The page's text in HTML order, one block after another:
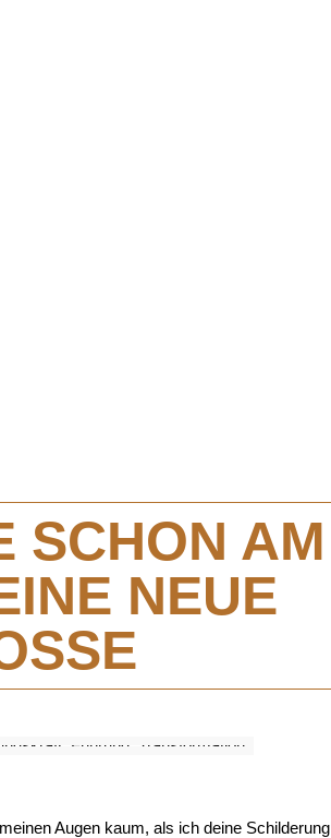
SCHON AM
NEUE
Augen kaum, als ich deine Schilderung